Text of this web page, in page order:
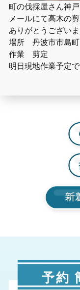
町の伐採屋さん神
メールにて高木の
ありがとうござい
場所 丹波市市島町
作業 剪定
明日現地作業予定
予約